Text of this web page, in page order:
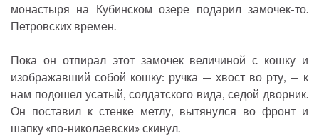
монастыря на Кубинском озере подарил замочек-то.
Петровских времен.
Пока он отпирал этот замочек величиной с кошку и
изображавший собой кошку: ручка — хвост во рту, — к
нам подошел усатый, солдатского вида, седой дворник.
Он поставил к стенке метлу, вытянулся во фронт и
шапку «по-николаевски» скинул.